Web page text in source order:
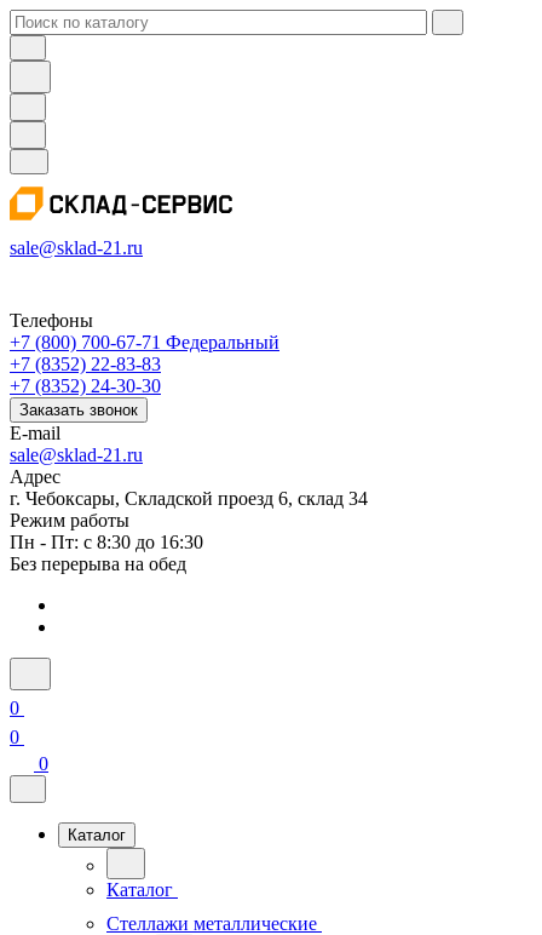
sale@sklad-21.ru
Телефоны
+7 (800) 700-67-71 Федеральный
+7 (8352) 22-83-83
+7 (8352) 24-30-30
Заказать звонок
E-mail
sale@sklad-21.ru
Адрес
г. Чебоксары, Складской проезд 6, склад 34
Режим работы
Пн - Пт: с 8:30 до 16:30
Без перерыва на обед
0
0
0
Каталог
Каталог
Стеллажи металлические